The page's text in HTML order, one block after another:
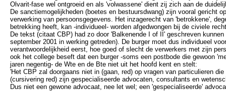
Olvarit-fase wel ontgroeid en als 'volwassene' dient zij zich aan de
De sanctiemogelijkheden (boetes en bestuursdwang) zijn vooral gericht
verwerking van persoonsgegevens. Het inzagerecht van 'betrokkene',
betrekking heeft, kan -individueel- worden afgedwongen bij de civiele
De tekst (citaat CBP) had zo door 'Balkenende I of II' geschreven
september 2001 in werking getreden). De burger moet dus individueel
verantwoordelijkheid eerst, hoe goed of slecht de verwerkers met zijn
ook het college beseft dat een burger -soms een postbode die gewoon
jaren negentig- de Wte en de Bte niet uit het hoofd kent en stelt:
'Het CBP zal doorgaans niet in (gaan, red) op vragen van particulieren
(cursivering red) zijn gespecialiseerde advocaten, consultants en
Dus niet een gewone advocaat, nee let wel; een 'gespecialiseerde'